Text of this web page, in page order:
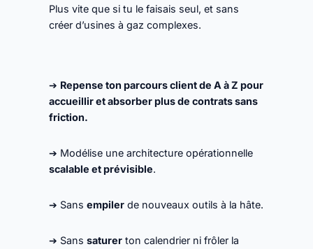
Plus vite que si tu le faisais seul, et sans
créer d’usines à gaz complexes.
➔ Repense ton parcours client de A à Z pour
accueillir et absorber plus de contrats sans
friction.
➔ Modélise une architecture opérationnelle
scalable et prévisible.
➔ Sans empiler de nouveaux outils à la hâte.
➔ Sans saturer ton calendrier ni frôler la